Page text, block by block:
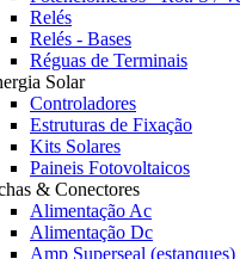
Relés
Relés - Bases
Réguas de Terminais
Solar
Controladores
Estruturas de Fixação
Kits Solares
Paineis Fotovoltaicos
& Conectores
Alimentação Ac
Alimentação Dc
Amp Superseal (estanques)